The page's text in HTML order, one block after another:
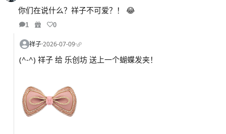
你们在说什么？祥子不可爱？！ 😂
1 0
祥子·2026-07-09·
(^-^) 祥子 给 乐创坊 送上一个蝴蝶发夹！